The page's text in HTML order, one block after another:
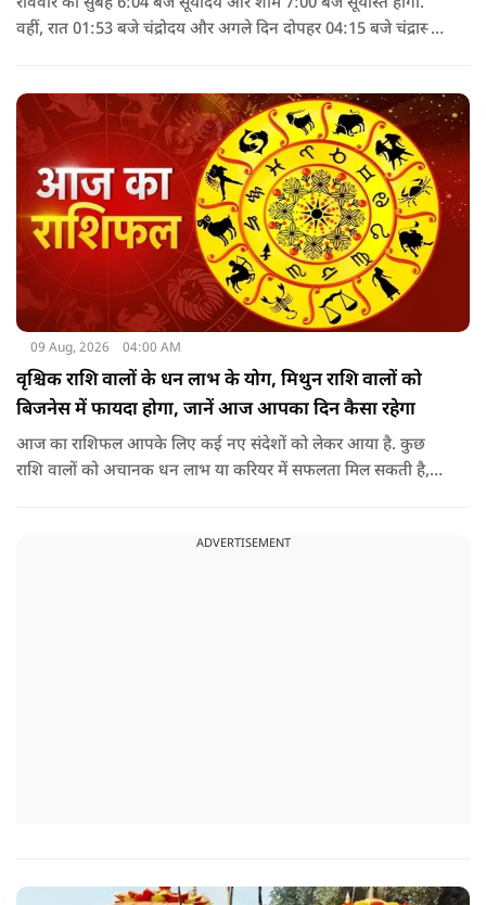
वहीं, रात 01:53 बजे चंद्रोदय और अगले दिन दोपहर 04:15 बजे चंद्रास्त
रहेगा. इसके बाद आर्द्रा नक्षत्र लग जाएगा.
09 Aug, 2026 04:00 AM
वृश्चिक राशि वालों के धन लाभ के योग, मिथुन राशि वालों को
बिजनेस में फायदा होगा, जानें आज आपका दिन कैसा रहेगा
आज का राशिफल आपके लिए कई नए संदेशों को लेकर आया है. कुछ
राशि वालों को अचानक धन लाभ या करियर में सफलता मिल सकती है,
ADVERTISEMENT